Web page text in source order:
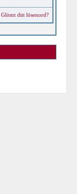
Glömt ditt lösenord?